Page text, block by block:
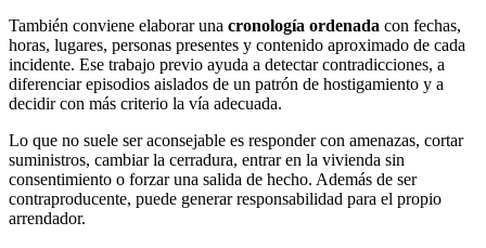
También conviene elaborar una cronología ordenada con fechas,
horas, lugares, personas presentes y contenido aproximado de cada
incidente. Ese trabajo previo ayuda a detectar contradicciones, a
diferenciar episodios aislados de un patrón de hostigamiento y a
decidir con más criterio la vía adecuada.
Lo que no suele ser aconsejable es responder con amenazas, cortar
suministros, cambiar la cerradura, entrar en la vivienda sin
consentimiento o forzar una salida de hecho. Además de ser
contraproducente, puede generar responsabilidad para el propio
arrendador.